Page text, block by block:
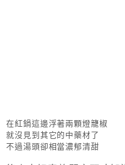
在紅鍋這邊浮著兩顆燈籠椒
就沒見到其它的中藥材了
不過湯頭卻相當濃郁清甜